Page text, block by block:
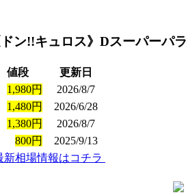
ドン!!キュロス》Dスーパーパ
値段
更新日
1,980円
2026/8/7
1,480円
2026/6/28
1,380円
2026/8/7
800円
2025/9/13
新相場情報はコチラ